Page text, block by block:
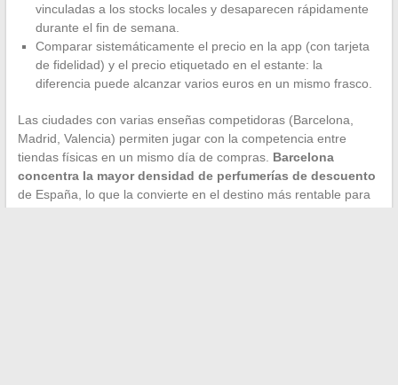
vinculadas a los stocks locales y desaparecen rápidamente
durante el fin de semana.
Comparar sistemáticamente el precio en la app (con tarjeta
de fidelidad) y el precio etiquetado en el estante: la
diferencia puede alcanzar varios euros en un mismo frasco.
Las ciudades con varias enseñas competidoras (Barcelona,
Madrid, Valencia) permiten jugar con la competencia entre
tiendas físicas en un mismo día de compras. Barcelona
concentra la mayor densidad de perfumerías de descuento
de España, lo que la convierte en el destino más rentable para